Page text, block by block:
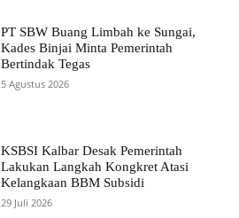
PT SBW Buang Limbah ke Sungai,
Kades Binjai Minta Pemerintah
Bertindak Tegas
5 Agustus 2026
KSBSI Kalbar Desak Pemerintah
Lakukan Langkah Kongkret Atasi
Kelangkaan BBM Subsidi
29 Juli 2026